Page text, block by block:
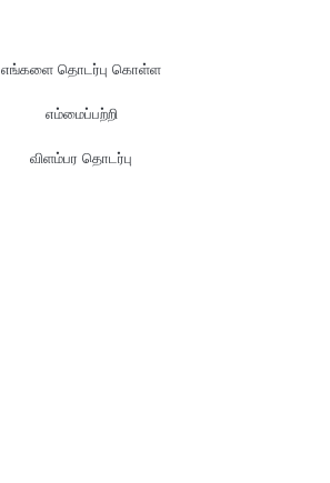
எங்களை தொடர்பு கொள்ள
எம்மைப்பற்றி
விளம்பர தொடர்பு